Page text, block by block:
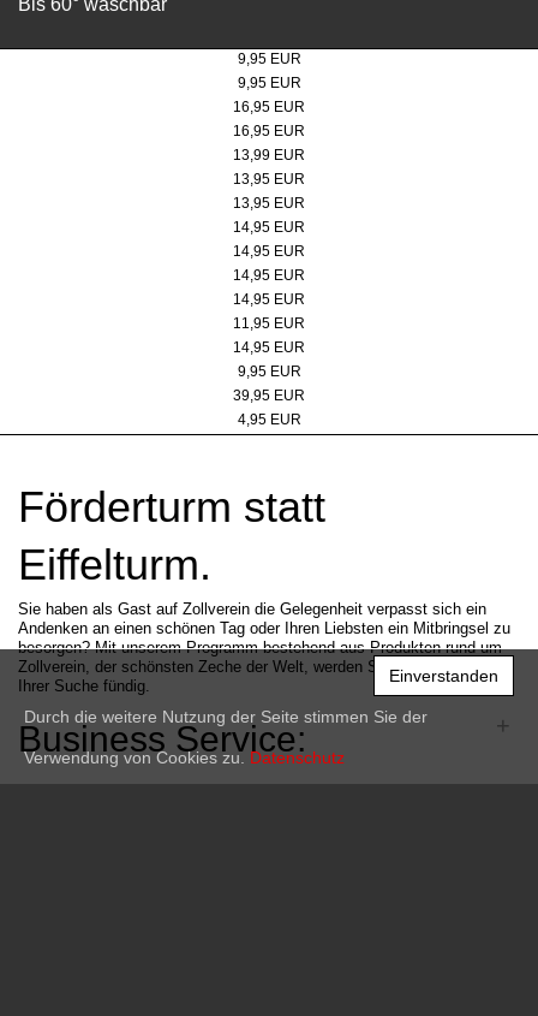
Einverstanden
Durch die weitere Nutzung der Seite stimmen Sie der
Verwendung von Cookies zu. Datenschutz
9,95 EUR
Multifunktionstuch "Weltkulturerbe"
9,95 EUR
Unisex Poloshirt
16,95 EUR
Damen T-Shirt "Kumpel"
16,95 EUR
Kinder T-Shirt Kumpel, Hellblau
13,99 EUR
Kinder T-Shirt Kumpel, Gelb
13,95 EUR
Kinder T-Shirt Kumpel, Orange
13,95 EUR
Damen T-Shirt Koordinaten
14,95 EUR
Herren T-Shirt Koordinaten
14,95 EUR
Damen T-Shirt Doppelbock
14,95 EUR
Unisex T-Shirt Doppelbock
14,95 EUR
Fleeceschal
11,95 EUR
Kappe
14,95 EUR
Unisex-Cap in Karbon-schwarz
9,95 EUR
Schal, schwarz
39,95 EUR
Fleecehandschuhe
4,95 EUR
Förderturm statt
Eiffelturm.
Sie haben als Gast auf Zollverein die Gelegenheit verpasst sich ein
Andenken an einen schönen Tag oder Ihren Liebsten ein Mitbringsel zu
besorgen? Mit unserem Programm bestehend aus Produkten rund um
Zollverein, der schönsten Zeche der Welt, werden Sie garantiert bei
Ihrer Suche fündig.
Business Service: +
+